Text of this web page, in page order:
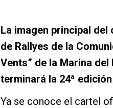
La imagen principal
de Rallyes de la
Vents” de la Marina
terminará la 24ª
Ya se conoce el cartel